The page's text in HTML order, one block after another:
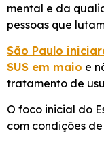
mental e da
pessoas que
São Paulo
SUS em maio e
tratamento de
O foco inicial do
com condições